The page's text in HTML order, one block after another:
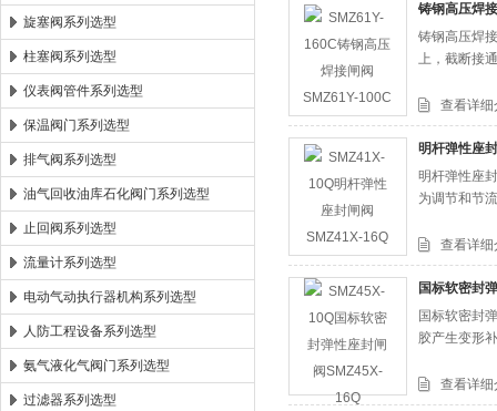
旋塞阀系列选型
柱塞阀系列选型
仪表阀管件系列选型
保温阀门系列选型
排气阀系列选型
油气回收油库石化阀门系列选型
止回阀系列选型
流量计系列选型
电动气动执行器机构系列选型
人防工程设备系列选型
氨气液化气阀门系列选型
过滤器系列选型
铸钢高压焊
铸钢高压焊
上，截断接
查看详细
明杆弹性座
明杆弹性座
为调节和节
查看详细
国标软密封
国标软密封
胶产生变形
查看详细